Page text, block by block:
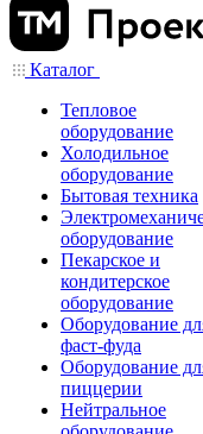
Каталог
Тепловое
оборудование
Холодильное
оборудование
Бытовая техника
оборудование
Пекарское и
кондитерское
оборудование
Оборудование
фаст-фуда
Оборудование
пиццерии
Нейтральное